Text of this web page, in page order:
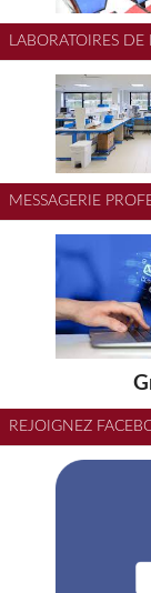
LABORATOIRES
MESSAGERIE
REJOIGNEZ